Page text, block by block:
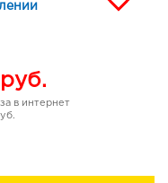
руб.
в интернет